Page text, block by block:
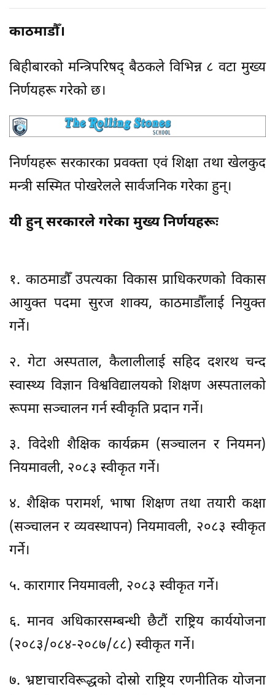
काठमाडौँ।
बिहीबारको मन्त्रिपरिषद् बैठकले विभिन्न ८ वटा मुख्य
निर्णयहरू गरेको छ।
निर्णयहरू सरकारका प्रवक्ता एवं शिक्षा तथा खेलकुद
मन्त्री सस्मित पोखरेलले सार्वजनिक गरेका हुन्।
यी हुन् सरकारले गरेका मुख्य निर्णयहरूः
१. काठमाडौँ उपत्यका विकास प्राधिकरणको विकास
आयुक्त पदमा सुरज शाक्य, काठमाडौँलाई नियुक्त
गर्ने।
२. गेटा अस्पताल, कैलालीलाई सहिद दशरथ चन्द
स्वास्थ्य विज्ञान विश्वविद्यालयको शिक्षण अस्पतालको
रूपमा सञ्चालन गर्न स्वीकृति प्रदान गर्ने।
३. विदेशी शैक्षिक कार्यक्रम (सञ्चालन र नियमन)
नियमावली, २०८३ स्वीकृत गर्ने।
४. शैक्षिक परामर्श, भाषा शिक्षण तथा तयारी कक्षा
(सञ्चालन र व्यवस्थापन) नियमावली, २०८३ स्वीकृत
गर्ने।
५. कारागार नियमावली, २०८३ स्वीकृत गर्ने।
६. मानव अधिकारसम्बन्धी छैटौं राष्ट्रिय कार्ययोजना
(२०८३/०८४-२०८७/८८) स्वीकृत गर्ने।
७. भ्रष्टाचारविरूद्धको दोस्रो राष्ट्रिय रणनीतिक योजना